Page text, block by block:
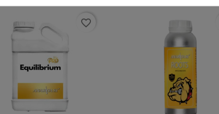
favorite_border